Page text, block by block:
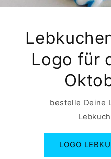
Logo für
bestelle Deine
LOGO